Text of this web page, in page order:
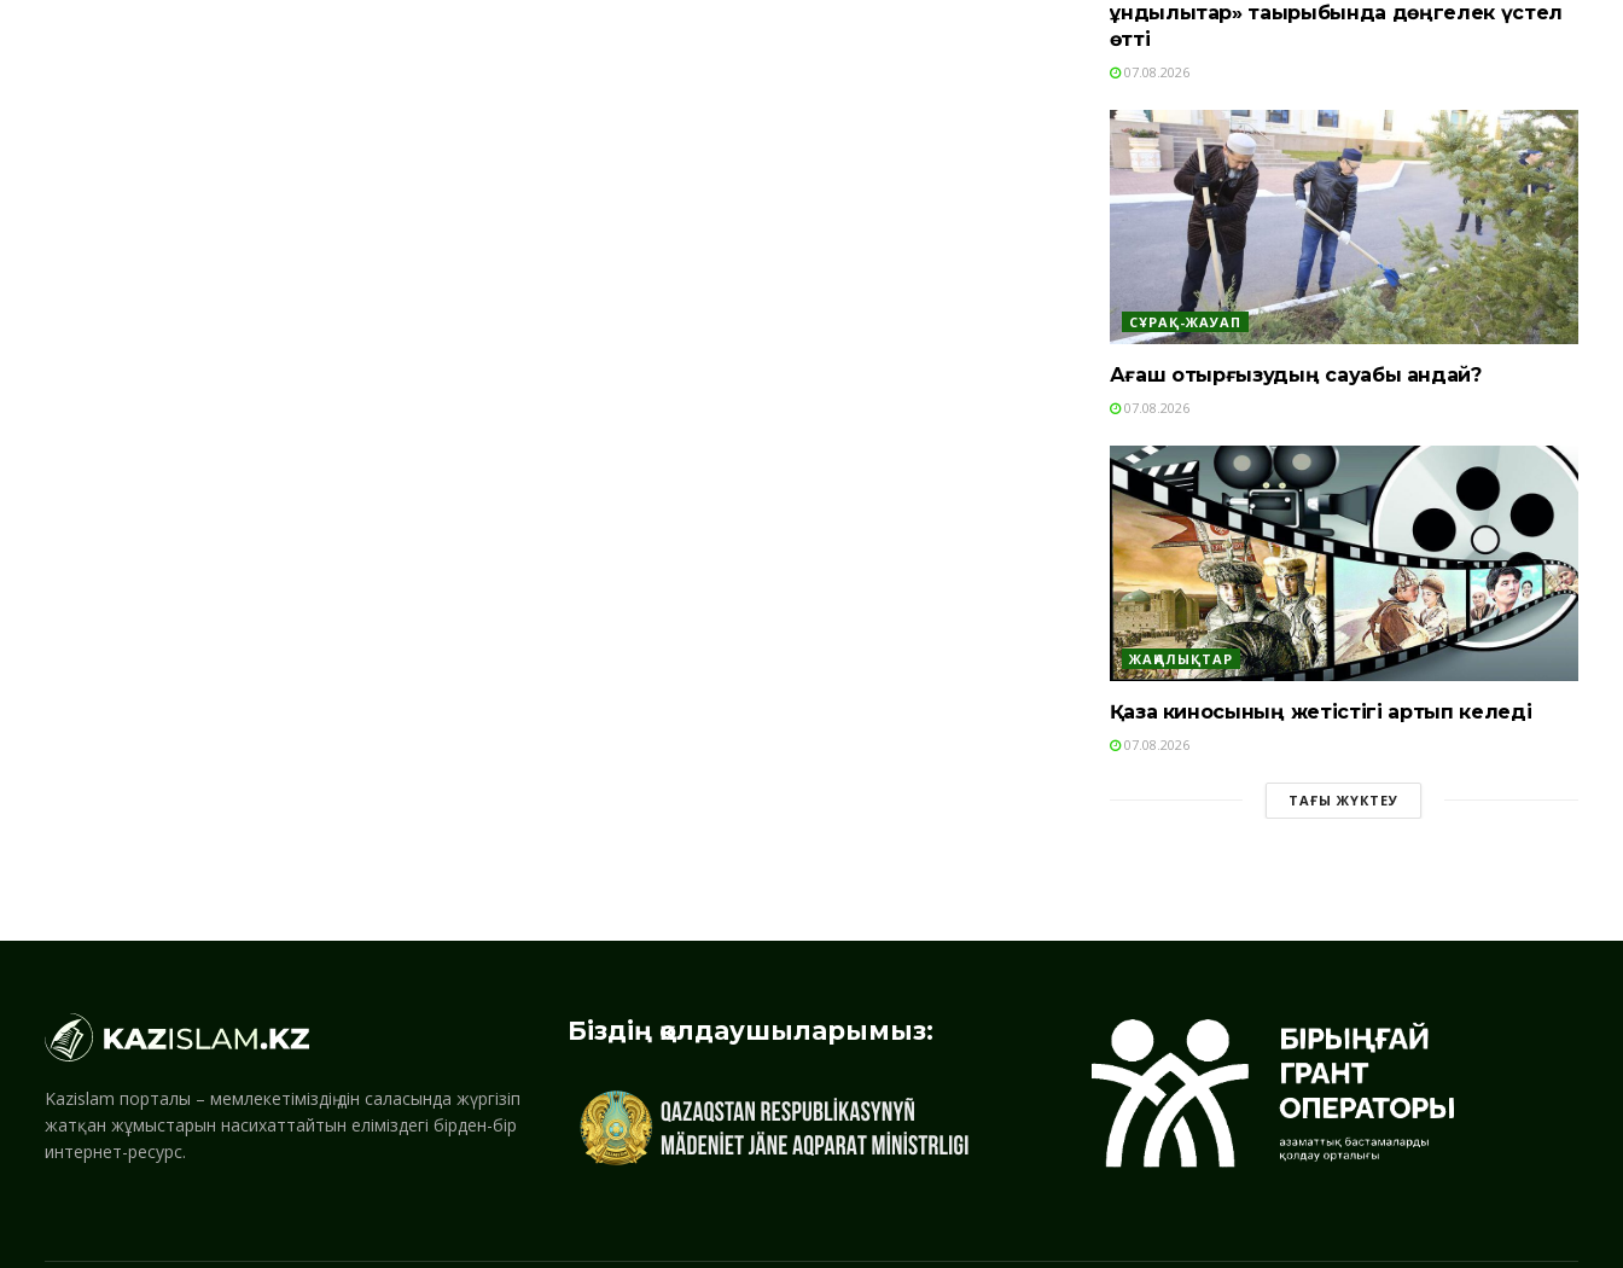
құндылықтар» тақырыбында дөңгелек үстел
өтті
07.08.2026
СҰРАҚ-ЖАУАП
Ағаш отырғызудың сауабы қандай?
07.08.2026
ЖАҢАЛЫҚТАР
Қазақ киносының жетістігі артып келеді
07.08.2026
ТАҒЫ ЖҮКТЕУ
Kazislam порталы – мемлекетіміздің дін саласында жүргізіп
жатқан жұмыстарын насихаттайтын еліміздегі бірден-бір
интернет-ресурс.
Біздің қолдаушыларымыз: